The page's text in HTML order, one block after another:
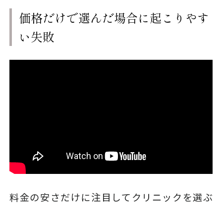
価格だけで選んだ場合に起こりやす
い失敗
料金の安さだけに注目してクリニックを選ぶ